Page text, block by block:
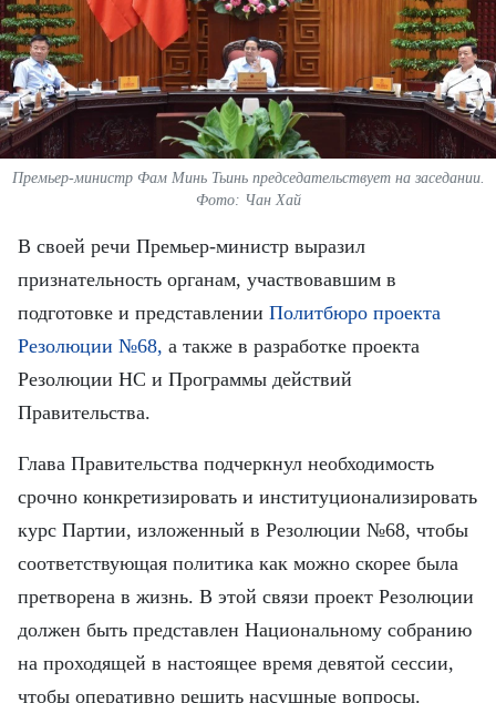
ДОСЬЕ И МАТЕРИАЛЫ
О ГАЗЕТЕ «НЯНЗАН»
TIẾNG VIỆT
ENGLISH
中文
FRANÇAIS
Премьер-министр Фам Минь Тьинь председательствует на заседании.
Фото: Чан Хай
В своей речи Премьер-министр выразил
признательность органам, участвовавшим в
подготовке и представлении Политбюро проекта
Резолюции №68, а также в разработке проекта
Резолюции НС и Программы действий
Правительства.
Глава Правительства подчеркнул необходимость
срочно конкретизировать и институционализировать
курс Партии, изложенный в Резолюции №68, чтобы
соответствующая политика как можно скорее была
претворена в жизнь. В этой связи проект Резолюции
должен быть представлен Национальному собранию
на проходящей в настоящее время девятой сессии,
чтобы оперативно решить насущные вопросы.